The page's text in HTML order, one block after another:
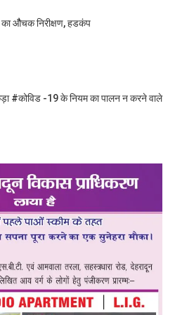
का औैचक निरीक्षण, हडकंप
#कोविड -19 के नियम का पालन न करने वाले